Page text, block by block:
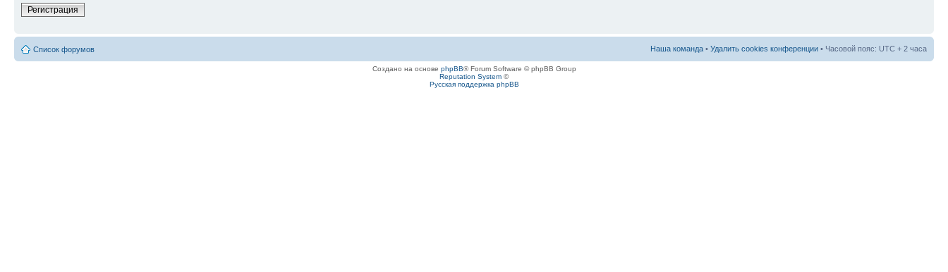
Регистрация
Список форумов Наша команда • Удалить cookies конференции • Часовой пояс: UTC + 2 часа
Создано на основе phpBB® Forum Software © phpBB Group
Reputation System ©
Русская поддержка phpBB